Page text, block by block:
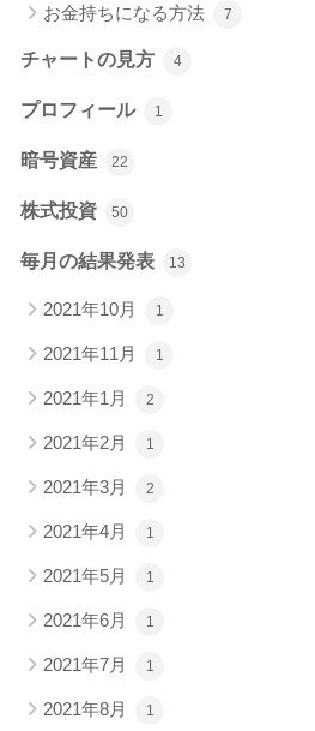
お金持ちになる方法 7
チャートの見方 4
プロフィール 1
暗号資産 22
株式投資 50
毎月の結果発表 13
2021年10月 1
2021年11月 1
2021年1月 2
2021年2月 1
2021年3月 2
2021年4月 1
2021年5月 1
2021年6月 1
2021年7月 1
2021年8月 1